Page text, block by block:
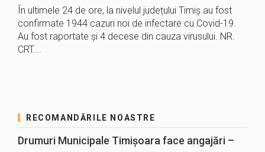
În ultimele 24 de ore, la nivelul județului Timiș au fost
confirmate 1944 cazuri noi de infectare cu Covid-19.
Au fost raportate și 4 decese din cauza virusului. NR.
CRT….
RECOMANDĂRILE NOASTRE
Drumuri Municipale Timișoara face angajări –